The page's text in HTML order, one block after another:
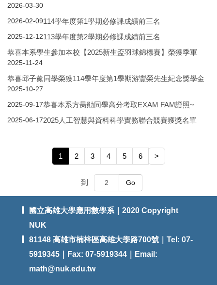
2026-03-30
114學年度第1學期必修課成績前三名
2026-02-09
113學年度第2學期必修課成績前三名
2025-12-12
恭喜本系學生參加本校【2025新生盃羽球錦標賽】榮獲季軍
2025-11-24
恭喜邱子薰同學榮獲114學年度第1學期游豐榮先生紀念獎學金
2025-10-27
恭喜本系方昺勛同學高分考取EXAM FAM證照~
2025-09-17
2025人工智慧與資料科學實務聯合競賽獲獎名單
2025-06-17
1 2 3 4 5 6 >
到 Go
國立高雄大學應用數學系｜2020 Copyright
NUK
81148 高雄市楠梓區高雄大學路700號｜Tel: 07-
5919345｜Fax: 07-5919344｜Email:
math@nuk.edu.tw